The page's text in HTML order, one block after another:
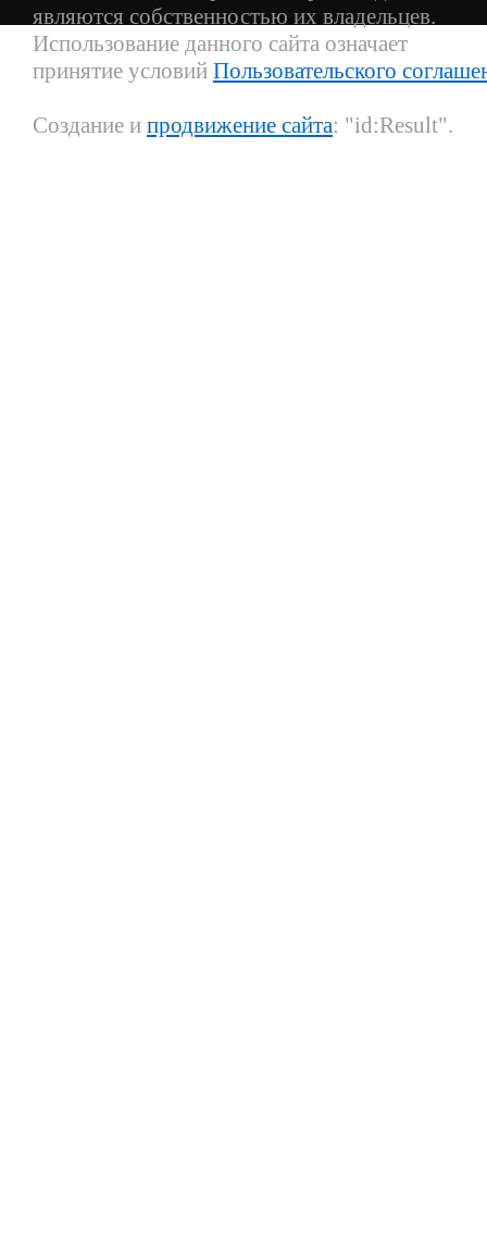
являются собственностью их владельцев.
Использование данного сайта означает
принятие условий Пользовательского
Создание и продвижение сайта: "id:Result".